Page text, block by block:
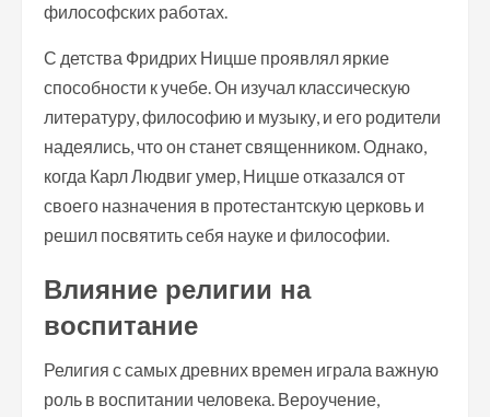
философских работах.
С детства Фридрих Ницше проявлял яркие
способности к учебе. Он изучал классическую
литературу, философию и музыку, и его родители
надеялись, что он станет священником. Однако,
когда Карл Людвиг умер, Ницше отказался от
своего назначения в протестантскую церковь и
решил посвятить себя науке и философии.
Влияние религии на
воспитание
Религия с самых древних времен играла важную
роль в воспитании человека. Вероучение,